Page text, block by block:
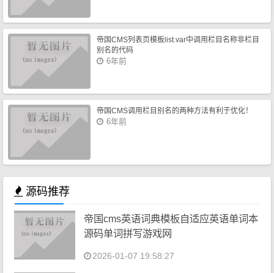
帝国CMS列表页模板list.var中调用栏目名称非栏目
别名的代码
6年前
帝国CMS调用栏目别名的两种方法有利于优化！
6年前
源码推荐
帝国cms英语词典模板自适应英语单词本
源码单词拼写游戏网
2026-01-07 19:58:27